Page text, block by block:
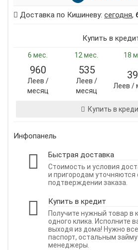
Доставка по Кишиневу: сегодня,
Купить в
6 мес. 12 мес. 18
960
Леев /
месяц
535
Леев /
месяц
Леев /
Купить в
Инфопанель
Быстрая доставка
Стоимость и условия
и пригородам уточняются
подтверждении заказа.
Купить в кредит
Получите нужный товар
одного клика. Исполните
выходя из дома! Нужно
паспорт, остальным
менеджеры.